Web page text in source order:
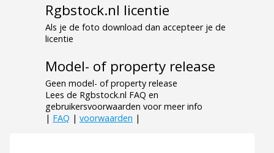
Rgbstock.nl licentie
Als je de foto download dan accepteer je de
licentie
Model- of property release
Geen model- of property release
Lees de Rgbstock.nl FAQ en
gebruikersvoorwaarden voor meer info
| FAQ | voorwaarden |